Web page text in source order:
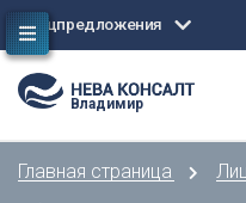
Москва
Санкт-Петербург
Спецпредложения
Владимир
Главная страница